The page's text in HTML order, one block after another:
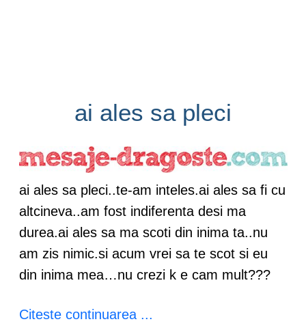
ai ales sa pleci
ai ales sa pleci..te-am inteles.ai ales sa fi cu
altcineva..am fost indiferenta desi ma
durea.ai ales sa ma scoti din inima ta..nu
am zis nimic.si acum vrei sa te scot si eu
din inima mea…nu crezi k e cam mult???
Citeste continuarea ...